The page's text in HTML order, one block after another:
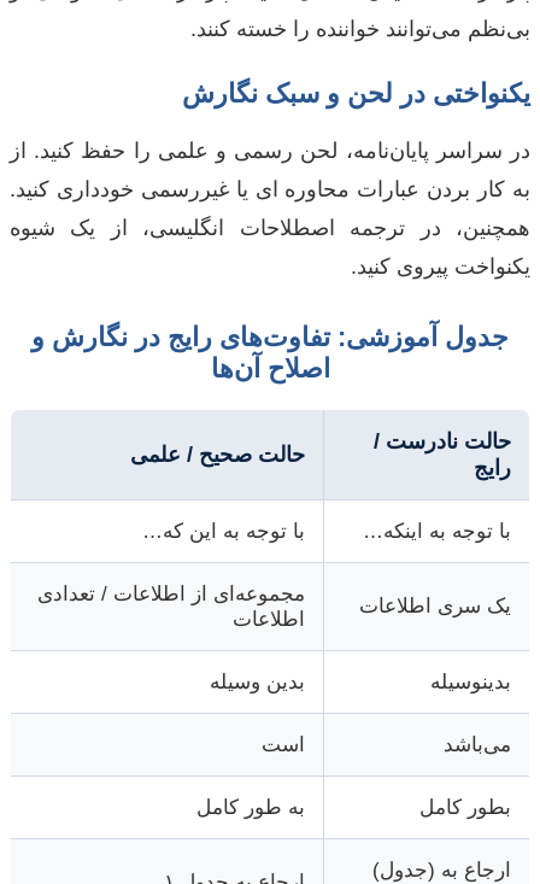
بی‌نظم می‌توانند خواننده را خسته کنند.
یکنواختی در لحن و سبک نگارش
در سراسر پایان‌نامه، لحن رسمی و علمی را حفظ کنید. از
به کار بردن عبارات محاوره ای یا غیررسمی خودداری کنید.
همچنین، در ترجمه اصطلاحات انگلیسی، از یک شیوه
یکنواخت پیروی کنید.
جدول آموزشی: تفاوت‌های رایج در نگارش و
اصلاح آن‌ها
حالت نادرست /
رایج
حالت صحیح / علمی
با توجه به اینکه… با توجه به این که…
یک سری اطلاعات
مجموعه‌ای از اطلاعات / تعدادی
اطلاعات
بدینوسیله بدین وسیله
می‌باشد است
بطور کامل به طور کامل
ارجاع به (جدول)